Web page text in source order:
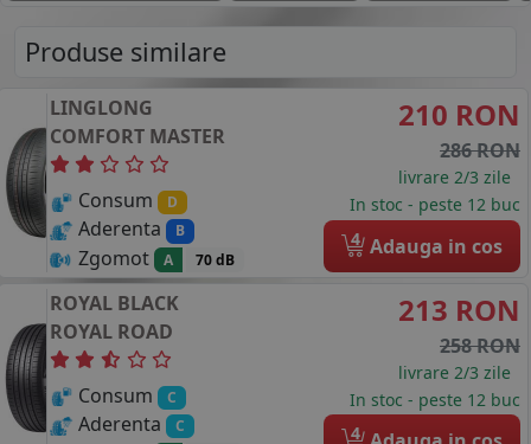
Produse similare
LINGLONG
COMFORT MASTER
Consum D
Aderenta B
Zgomot A 70 dB
210 RON
286 RON
livrare 2/3 zile
In stoc - peste 12 buc
4 Adauga in cos
ROYAL BLACK
ROYAL ROAD
Consum C
Aderenta C
213 RON
258 RON
livrare 2/3 zile
In stoc - peste 12 buc
4